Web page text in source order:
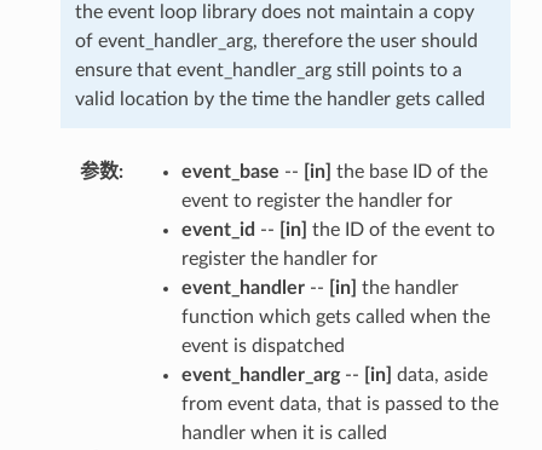
the event loop library does not maintain a copy
of event_handler_arg, therefore the user should
ensure that event_handler_arg still points to a
valid location by the time the handler gets called
参数: event_base -- [in] the base ID of the
event to register the handler for
event_id -- [in] the ID of the event to
register the handler for
event_handler-- [in] the handler
function which gets called when the
event is dispatched
event_handler_arg-- [in] data, aside
from event data, that is passed to the
handler when it is called